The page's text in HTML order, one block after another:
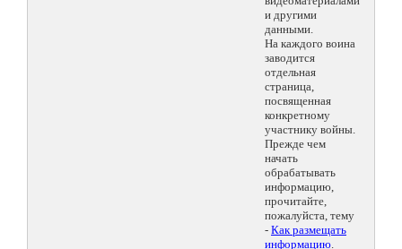
и другими
данными.
На каждого воина
заводится
отдельная
страница,
посвященная
конкретному
участнику войны.
Прежде чем
начать
обрабатывать
информацию,
прочитайте,
пожалуйста, тему
- Как размещать
информацию.